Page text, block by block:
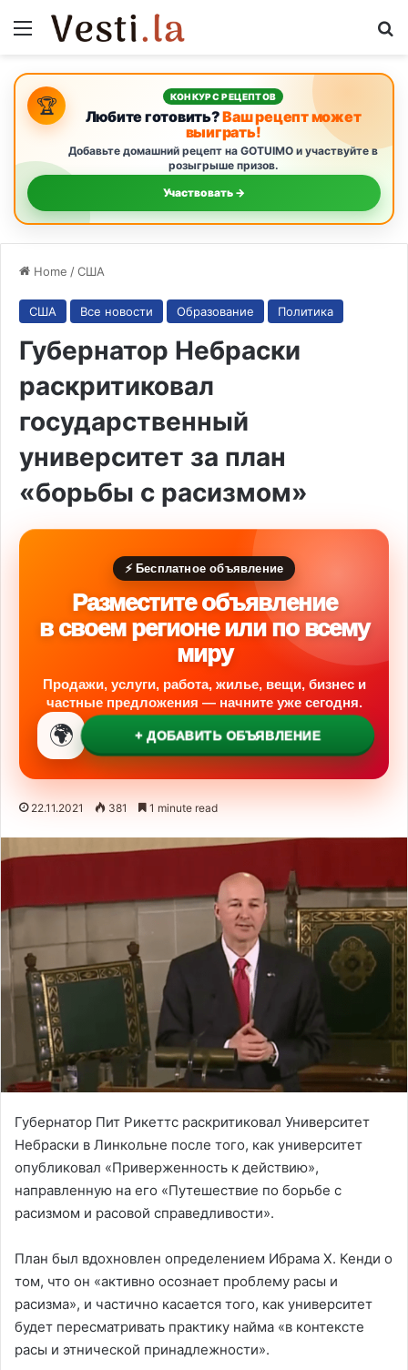
Menu
🏆 КОНКУРС РЕЦЕПТОВ
Любите готовить?Ваш рецепт может
выиграть!
Добавьте домашний рецепт на GOTUIMO и участвуйте в
розыгрыше призов.
Участвовать →
Home /США
США Все новости Образование Политика
Губернатор Небраски
раскритиковал
государственный
университет за план
«борьбы с расизмом»
⚡ Бесплатное объявление
Разместите объявление
в своем регионе или по всему
миру
Продажи, услуги, работа, жилье, вещи, бизнес и
частные предложения — начните уже сегодня.
🌍 + ДОБАВИТЬ ОБЪЯВЛЕНИЕ
22.11.2021 381 1 minute read
Губернатор Пит Рикеттс раскритиковал Университет
Небраски в Линкольне после того, как университет
опубликовал «Приверженность к действию»,
направленную на его «Путешествие по борьбе с
расизмом и расовой справедливости».
План был вдохновлен определением Ибрама X. Кенди о
том, что он «активно осознает проблему расы и
расизма», и частично касается того, как университет
будет пересматривать практику найма «в контексте
расы и этнической принадлежности».